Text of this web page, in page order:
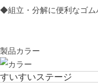
◆組立・分解に便利なゴム
製品カラー
すいすいステージ